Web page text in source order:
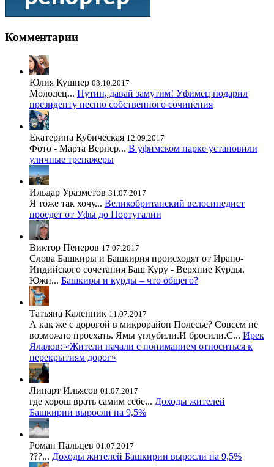
Комментарии
Юлия Кушнер 08.10.2017
Молодец... Путин, давай замутим! Уфимец подарил
президенту песню собственного сочинения
Екатерина Кубическая 12.09.2017
Фото - Марта Вернер... В уфимском парке установили
уличные тренажеры
Ильдар Уразметов 31.07.2017
Я тоже так хочу... Великобританский велосипедист
проедет от Уфы до Португалии
Виктор Пенеров 17.07.2017
Слова Башкиры и Башкирия происходят от Ирано-
Индийского сочетания Баш Куру - Верхние Курды.
Южн... Башкиры и курды – что общего?
Татьяна Каленник 11.07.2017
А как же с дорогой в микрорайон Полесье? Совсем не
возможно проехать. Ямы углубили.И бросили.С... Ирек
Ялалов: «Жители начали с пониманием относиться к
перекрытиям дорог»
Линарт Ильясов 01.07.2017
где хорош врать самим себе... Доходы жителей
Башкирии выросли на 9,5%
Роман Пальцев 01.07.2017
???... Доходы жителей Башкирии выросли на 9,5%